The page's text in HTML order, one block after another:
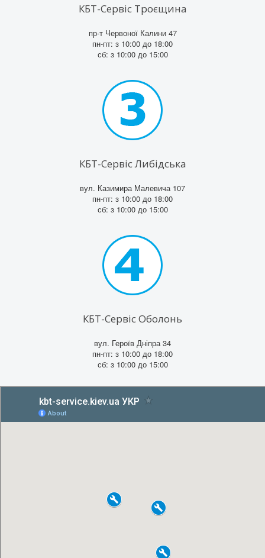
КБТ-Сервіс Троєщина
пр-т Червоної Калини 47
пн-пт: з 10:00 до 18:00
сб: з 10:00 до 15:00
КБТ-Сервіс Либідська
вул. Казимира Малевича 107
пн-пт: з 10:00 до 18:00
сб: з 10:00 до 15:00
КБТ-Сервіс Оболонь
вул. Героїв Дніпра 34
пн-пт: з 10:00 до 18:00
сб: з 10:00 до 15:00